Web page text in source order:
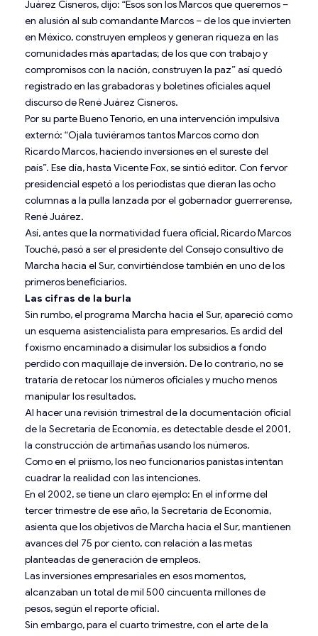
Juárez Cisneros, dijo: “Esos son los Marcos que queremos –
en alusión al sub comandante Marcos – de los que invierten
en México, construyen empleos y generan riqueza en las
comunidades más apartadas; de los que con trabajo y
compromisos con la nación, construyen la paz” así quedó
registrado en las grabadoras y boletines oficiales aquel
discurso de René Juárez Cisneros.
Por su parte Bueno Tenorio, en una intervención impulsiva
externó: “Ojala tuviéramos tantos Marcos como don
Ricardo Marcos, haciendo inversiones en el sureste del
país”. Ese día, hasta Vicente Fox, se sintió editor. Con fervor
presidencial espetó a los periodistas que dieran las ocho
columnas a la pulla lanzada por el gobernador guerrerense,
René Juárez.
Así, antes que la normatividad fuera oficial, Ricardo Marcos
Touché, pasó a ser el presidente del Consejo consultivo de
Marcha hacia el Sur, convirtiéndose también en uno de los
primeros beneficiarios.
Las cifras de la burla
Sin rumbo, el programa Marcha hacia el Sur, apareció como
un esquema asistencialista para empresarios. Es ardid del
foxismo encaminado a disimular los subsidios a fondo
perdido con maquillaje de inversión. De lo contrario, no se
trataría de retocar los números oficiales y mucho menos
manipular los resultados.
Al hacer una revisión trimestral de la documentación oficial
de la Secretaría de Economía, es detectable desde el 2001,
la construcción de artimañas usando los números.
Como en el priísmo, los neo funcionarios panistas intentan
cuadrar la realidad con las intenciones.
En el 2002, se tiene un claro ejemplo: En el informe del
tercer trimestre de ese año, la Secretaría de Economía,
asienta que los objetivos de Marcha hacia el Sur, mantienen
avances del 75 por ciento, con relación a las metas
planteadas de generación de empleos.
Las inversiones empresariales en esos momentos,
alcanzaban un total de mil 500 cincuenta millones de
pesos, según el reporte oficial.
Sin embargo, para el cuarto trimestre, con el arte de la